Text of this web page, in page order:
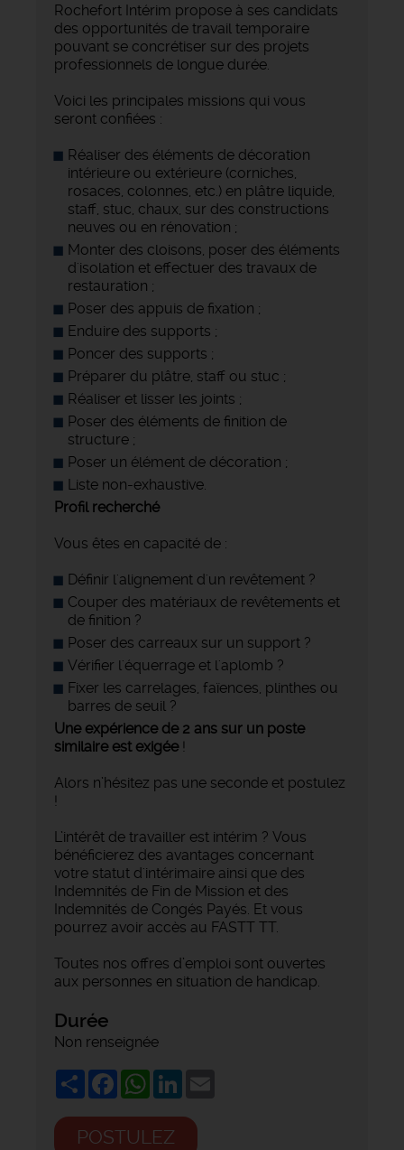
Rochefort Intérim propose à ses candidats
des opportunités de travail temporaire
pouvant se concrétiser sur des projets
professionnels de longue durée.
Voici les principales missions qui vous
seront confiées :
Réaliser des éléments de décoration
intérieure ou extérieure (corniches,
rosaces, colonnes, etc.) en plâtre liquide,
staff, stuc, chaux, sur des constructions
neuves ou en rénovation ;
Monter des cloisons, poser des éléments
d'isolation et effectuer des travaux de
restauration ;
Poser des appuis de fixation ;
Enduire des supports ;
Poncer des supports ;
Préparer du plâtre, staff ou stuc ;
Réaliser et lisser les joints ;
Poser des éléments de finition de
structure ;
Poser un élément de décoration ;
Liste non-exhaustive.
Profil recherché
Vous êtes en capacité de :
Définir l'alignement d'un revêtement ?
Couper des matériaux de revêtements et
de finition ?
Poser des carreaux sur un support ?
Vérifier l'équerrage et l'aplomb ?
Fixer les carrelages, faïences, plinthes ou
barres de seuil ?
Une expérience de 2 ans sur un poste
similaire est exigée!
Alors n’hésitez pas une seconde et postulez
!
L’intérêt de travailler est intérim ? Vous
bénéficierez des avantages concernant
votre statut d'intérimaire ainsi que des
Indemnités de Fin de Mission et des
Indemnités de Congés Payés. Et vous
pourrez avoir accès au FASTT TT.
Toutes nos offres d’emploi sont ouvertes
aux personnes en situation de handicap.
Durée
Non renseignée
ShareFacebookWhatsApp
LinkedIn
POSTULEZ